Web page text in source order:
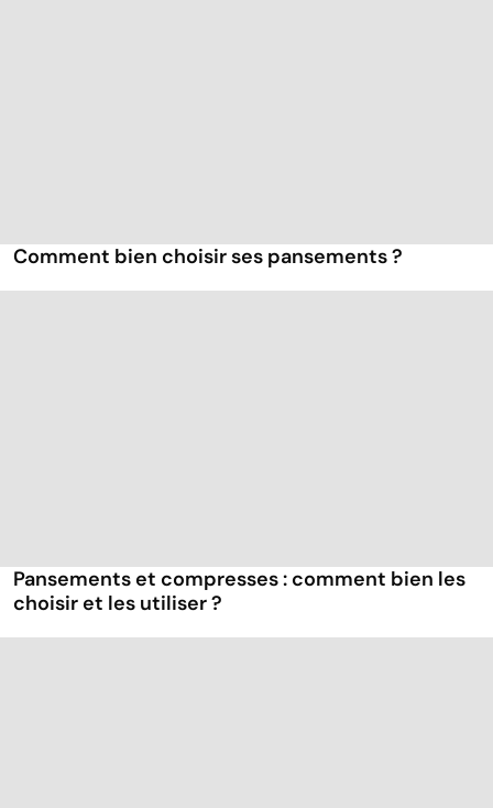
Comment bien choisir ses pansements ?
Pansements et compresses : comment bien les
choisir et les utiliser ?